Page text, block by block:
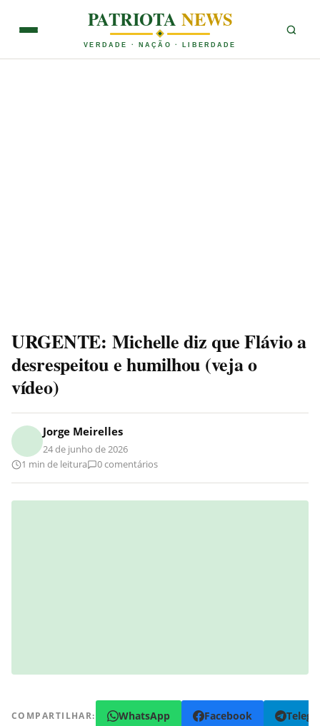
PATRIOTANEWS
VERDADE · NAÇÃO · LIBERDADE
URGENTE: Michelle diz que Flávio a
desrespeitou e humilhou (veja o
vídeo)
Jorge Meirelles
24 de junho de 2026
1 min de leitura
0 comentários
COMPARTILHAR: WhatsApp Facebook